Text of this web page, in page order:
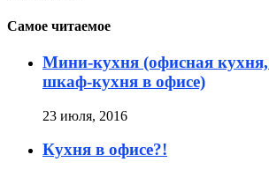
Самое читаемое
Мини-кухня (офисная кухня,
шкаф-кухня в офисе)
23 июля, 2016
Кухня в офисе?!